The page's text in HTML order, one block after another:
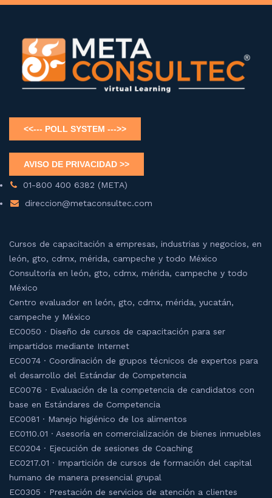
01-800 400 6382 (META)
direccion@metaconsultec.com
Cursos de capacitación a empresas, industrias y negocios, en
león, gto, cdmx, mérida, campeche y todo México
Consultoría en león, gto, cdmx, mérida, campeche y todo
México
Centro evaluador en león, gto, cdmx, mérida, yucatán,
campeche y México
EC0050 · Diseño de cursos de capacitación para ser
impartidos mediante Internet
EC0074 · Coordinación de grupos técnicos de expertos para
el desarrollo del Estándar de Competencia
EC0076 · Evaluación de la competencia de candidatos con
base en Estándares de Competencia
EC0081 · Manejo higiénico de los alimentos
EC0110.01 · Asesoría en comercialización de bienes inmuebles
EC0204 · Ejecución de sesiones de Coaching
EC0217.01 · Impartición de cursos de formación del capital
humano de manera presencial grupal
EC0305 · Prestación de servicios de atención a clientes